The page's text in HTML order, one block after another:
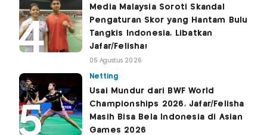
Media Malaysia Soroti Skandal
Pengaturan Skor yang Hantam Bulu
Tangkis Indonesia, Libatkan
Jafar/Felisha!
05 Agustus 2026
Netting
Usai Mundur dari BWF World
Championships 2026, Jafar/Felisha
Masih Bisa Bela Indonesia di Asian
Games 2026